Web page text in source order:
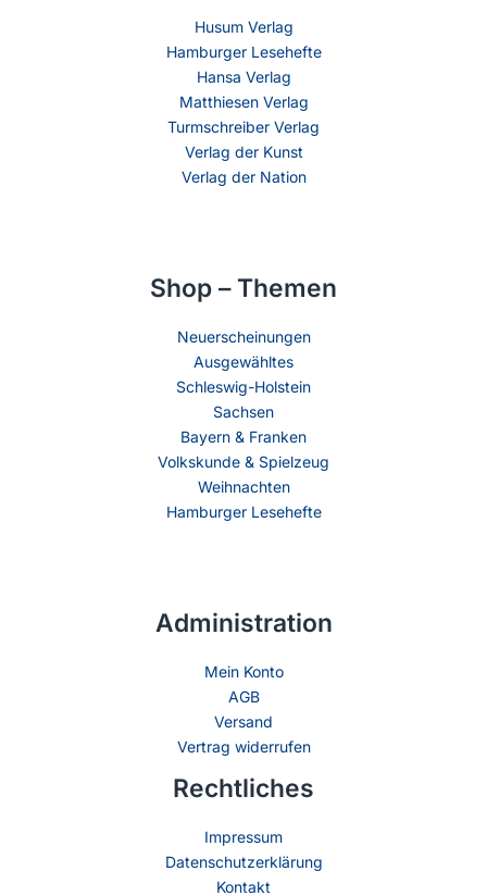
Husum Verlag
Hamburger Lesehefte
Hansa Verlag
Matthiesen Verlag
Turmschreiber Verlag
Verlag der Kunst
Verlag der Nation
Shop – Themen
Neuerscheinungen
Ausgewähltes
Schleswig-Holstein
Sachsen
Bayern & Franken
Volkskunde & Spielzeug
Weihnachten
Hamburger Lesehefte
Administration
Mein Konto
AGB
Versand
Vertrag widerrufen
Rechtliches
Impressum
Datenschutzerklärung
Kontakt